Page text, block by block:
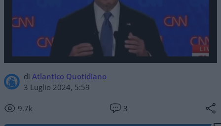
di Atlantico Quotidiano
3 Luglio 2024, 5:59
9.7k 3